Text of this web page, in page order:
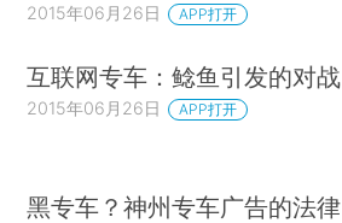
2015年06月26日 APP打开
互联网专车：鲶鱼引发的对战
2015年06月26日 APP打开
黑专车？神州专车广告的法律